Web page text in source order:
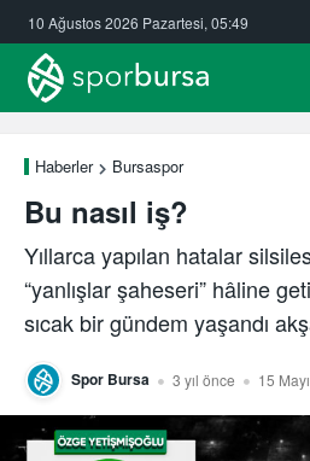
10 Ağustos 2026 Pazartesi, 05:49
Haberler Bursaspor
Bu nasıl iş?
Yıllarca yapılan hatalar
“yanlışlar şaheseri” hâline
sıcak bir gündem yaşandı
Spor Bursa 3 yıl önce 15